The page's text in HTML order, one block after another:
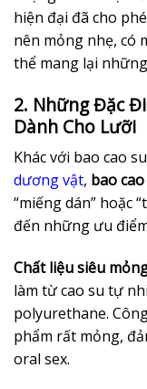
hiện đại đã cho
nên mỏng nhẹ, có
thể mang lại
2. Những Đặc
Dành Cho Lưỡi
Khác với bao cao
dương vật, bao
“miếng dán” hoặc
đến những ưu
Chất liệu siêu
làm từ cao su tự
polyurethane.
phẩm rất mỏng,
oral sex.